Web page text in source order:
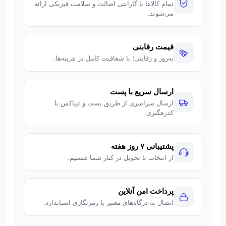
TV Plus و IoT Hub برای کنترل خانه هوشمند از دیگر امکانات آن
صدای مناسبی ارائه می‌دهند
. دارای دو درگاه HDMI 1.4، دو پورت USB 2.0 و پشتیبانی از بلوتوث
و وای‌فای است
طراحی باریک و سفیدرنگ با پایه فلزی کم‌جا و قابلیت نصب
VESA، آن را به گزینه‌ای ایده‌آل برای فضاهای کوچک تبدیل کرده
تمام کالاها با گارانتی اصالت و سلامت فیزیکی ارائه
می‌شوند.
قیمت رقابتی
به‌روز و رقابتی؛ با شفافیت کامل در هزینه‌ها.
ارسال سریع با پست
ارسال سراسری از طریق پست و تیپاکس با
کدرهگیری.
پشتیبانی ۷ روز هفته
از انتخاب تا تحویل در کنار شما هستیم.
پرداخت امن آنلاین
اتصال به درگاه‌های معتبر با رمزنگاری استاندارد.